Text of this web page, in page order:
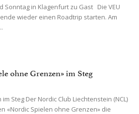
Sonntag in Klagenfurt zu Gast Die VEU
wieder einen Roadtrip starten. Am
ohne Grenzen» im Steg
Steg Der Nordic Club Liechtenstein (NCL)
«Nordic Spielen ohne Grenzen» die